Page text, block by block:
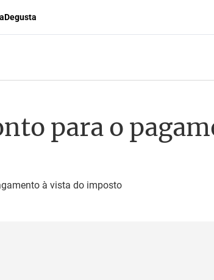
Degusta
para o
à vista do imposto